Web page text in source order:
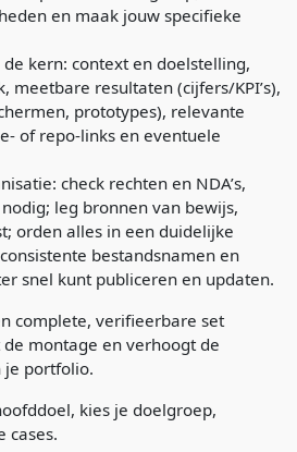
en maak jouw specifieke
kern: context en doelstelling,
meetbare resultaten (cijfers/KPI’s),
prototypes), relevante
of repo-links en eventuele
check rechten en NDA’s,
leg bronnen van bewijs,
orden alles in een duidelijke
bestandsnamen en
snel kunt publiceren en updaten.
complete, verifieerbare set
montage en verhoogt de
je portfolio.
kies je doelgroep,
cases.